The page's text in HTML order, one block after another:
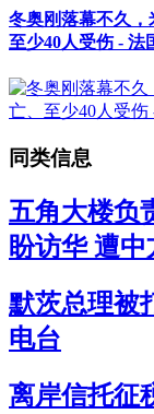
冬奥刚落幕不久，
至少40人受伤 - 法
同类信息
五角大楼负
盼访华 遭
默茨总理被
电台
离岸信托征